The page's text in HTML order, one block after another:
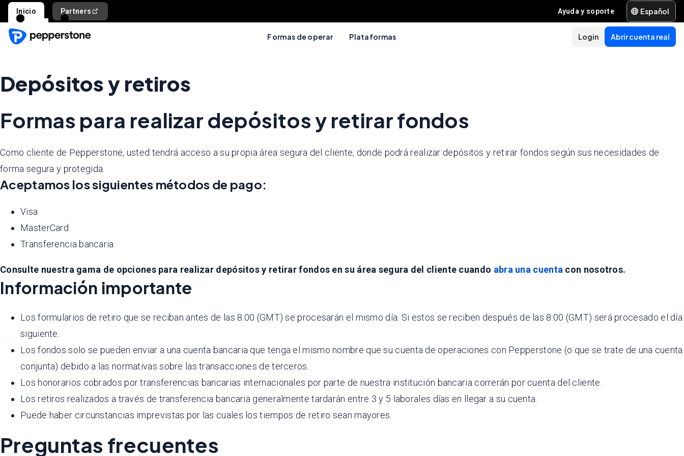
Inicio Partners Ayuda y soporte Español
Formas de operar Plataformas Abrir cuenta real
Login
Depósitos y retiros
Formas para realizar depósitos y retirar fondos
Como cliente de Pepperstone, usted tendrá acceso a su propia área segura del cliente, donde podrá realizar depósitos y retirar fondos según sus necesidades de
forma segura y protegida.
Aceptamos los siguientes métodos de pago:
Visa
MasterCard
Transferencia bancaria
Consulte nuestra gama de opciones para realizar depósitos y retirar fondos en su área segura del cliente cuando abra una cuenta con nosotros.
Información importante
Los formularios de retiro que se reciban antes de las 8:00 (GMT) se procesarán el mismo día. Si estos se reciben después de las 8:00 (GMT) será procesado el día
siguiente.
Los fondos solo se pueden enviar a una cuenta bancaria que tenga el mismo nombre que su cuenta de operaciones con Pepperstone (o que se trate de una cuenta
conjunta) debido a las normativas sobre las transacciones de terceros.
Los honorarios cobrados por transferencias bancarias internacionales por parte de nuestra institución bancaria correrán por cuenta del cliente.
Los retiros realizados a través de transferencia bancaria generalmente tardarán entre 3 y 5 laborales días en llegar a su cuenta.
Puede haber circunstancias imprevistas por las cuales los tiempos de retiro sean mayores.
Preguntas frecuentes